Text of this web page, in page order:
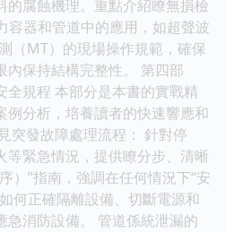
的腐蝕機理。重點介紹瞭無損檢
容器和管道中的應用，如超聲波
（MT）的現場操作規範，確保
內保持結構完整性。 第四部
全規程 本部分是本書的實戰精
例分析，培養讀者的快速響應和
突發故障處理流程： 針對停
等緊急情況，提供瞭分步、清晰
）”指南，強調在任何情況下“安
何正確隔離設備、切斷電源和
急消防設備。 管道係統泄漏的